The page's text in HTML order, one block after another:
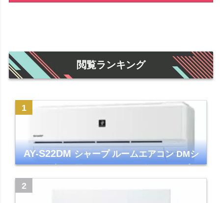
閲覧ランキング
AY-S22DMシャープ ルームエアコン DMシ
リーズ 主に6畳 ホワイト 2024年モデル プラ